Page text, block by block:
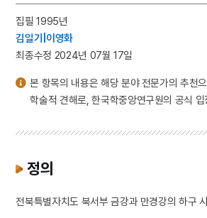
집필 1995년
김일기|이영화
최종수정 2024년 07월 17일
본 항목의 내용은 해당 분야 전문가의 추천
학술적 견해로, 한국학중앙연구원의 공식
정의
전북특별자치도 북서부 금강과 만경강의 하구